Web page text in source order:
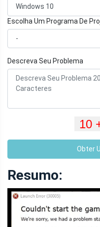
Escolha Um Programa De
Descreva Seu Problema
Obter
Resumo: